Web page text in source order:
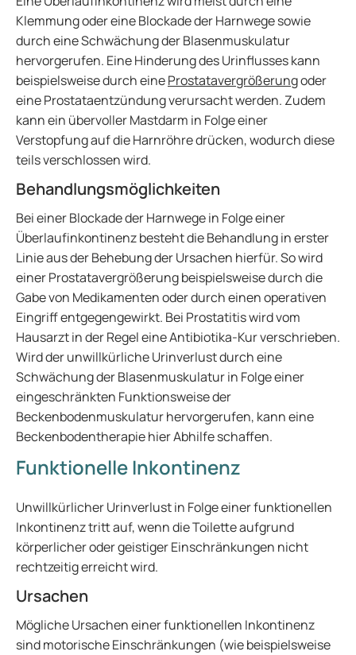
Klemmung oder eine Blockade der Harnwege sowie
durch eine Schwächung der Blasenmuskulatur
hervorgerufen. Eine Hinderung des Urinflusses kann
beispielsweise durch eineProstatavergrößerungoder
eine Prostataentzündung verursacht werden. Zudem
kann ein übervoller Mastdarm in Folge einer
Verstopfung auf die Harnröhre drücken, wodurch diese
teils verschlossen wird.
Behandlungsmöglichkeiten
Bei einer Blockade der Harnwege in Folge einer
Überlaufinkontinenz besteht die Behandlung in erster
Linie aus der Behebung der Ursachen hierfür. So wird
einer Prostatavergrößerung beispielsweise durch die
Gabe von Medikamenten oder durch einen operativen
Eingriff entgegengewirkt. Bei Prostatitis wird vom
Hausarzt in der Regel eine Antibiotika-Kur verschrieben.
Wird der unwillkürliche Urinverlust durch eine
Schwächung der Blasenmuskulatur in Folge einer
eingeschränkten Funktionsweise der
Beckenbodenmuskulatur hervorgerufen, kann eine
Beckenbodentherapie hier Abhilfe schaffen.
Funktionelle Inkontinenz
Unwillkürlicher Urinverlust in Folge einer funktionellen
Inkontinenz tritt auf, wenn die Toilette aufgrund
körperlicher oder geistiger Einschränkungen nicht
rechtzeitig erreicht wird.
Ursachen
Mögliche Ursachen einer funktionellen Inkontinenz
sind motorische Einschränkungen (wie beispielsweise